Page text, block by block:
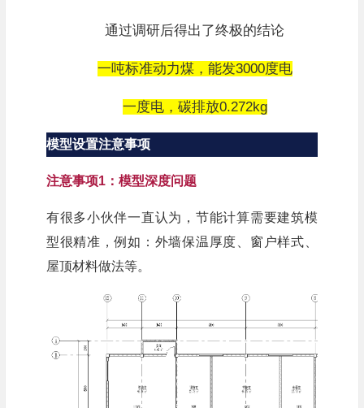
通过调研后得出了终极的结论
一吨标准动力煤，能发3000度电
一度电，碳排放0.272kg
模型设置注意事项
注意事项1：模型深度问题
有很多小伙伴一直认为，节能计算需要建筑模
型很精准，例如：外墙保温厚度、窗户样式、
屋顶材料做法等。